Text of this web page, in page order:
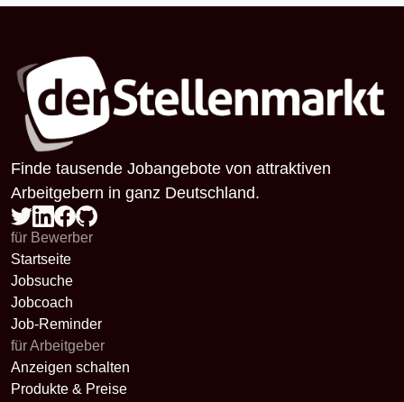
Finde tausende Jobangebote von attraktiven
Arbeitgebern in ganz Deutschland.
für Bewerber
Startseite
Jobsuche
Jobcoach
Job-Reminder
für Arbeitgeber
Anzeigen schalten
Produkte & Preise